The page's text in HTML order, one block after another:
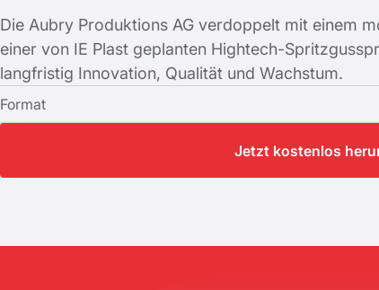
Die Aubry Produktions AG verdoppelt mit einem
einer von IE Plast geplanten Hightech-
langfristig Innovation, Qualität und Wachstum.
Format
Jetzt kostenlos